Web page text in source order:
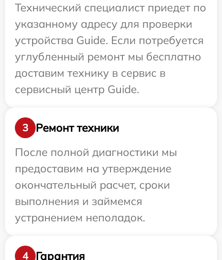
Технический специалист приедет по
указанному адресу для проверки
устройства Guide. Если потребуется
углубленный ремонт мы бесплатно
доставим технику в сервис в
сервисный центр Guide.
3
Ремонт техники
После полной диагностики мы
предоставим на утверждение
окончательный расчет, сроки
выполнения и займемся
устранением неполадок.
4 Гарантия